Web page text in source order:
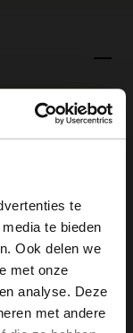
te
te bieden
Ook delen we
met onze
analyse. Deze
met andere
in
×
Would